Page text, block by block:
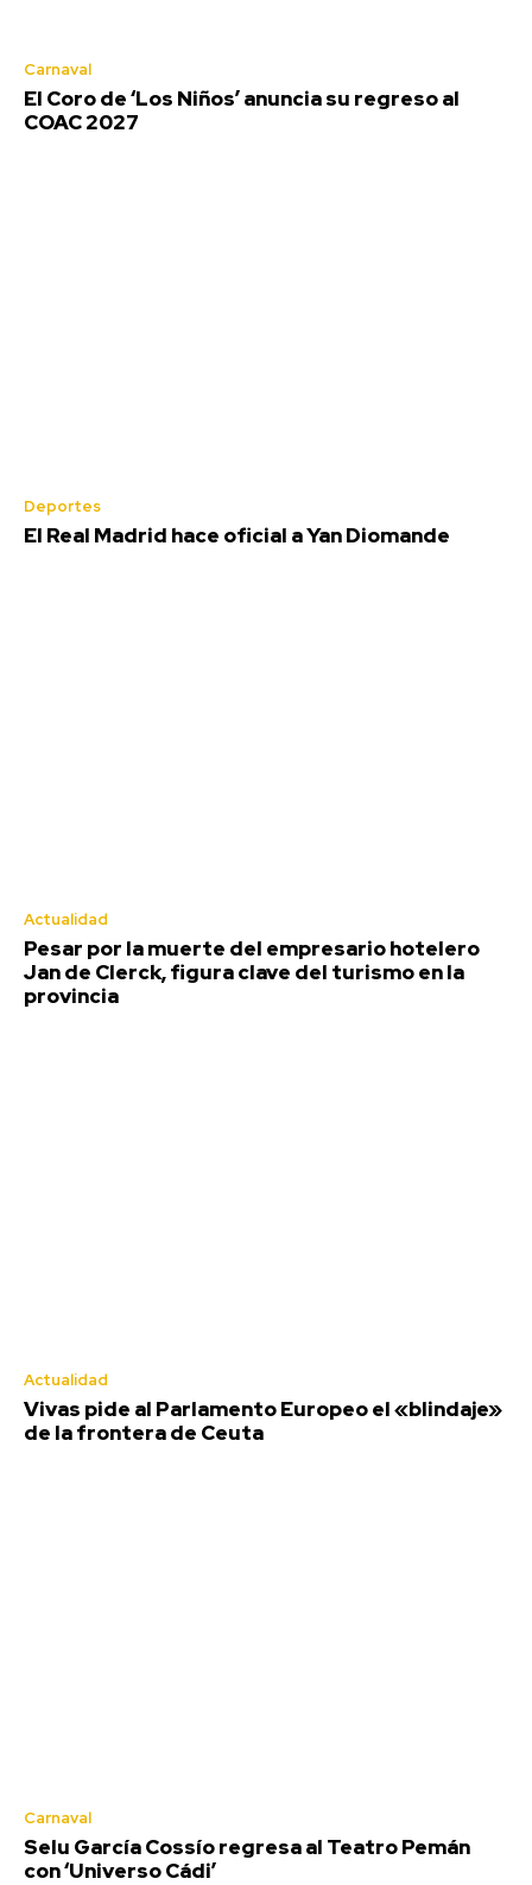
Carnaval
El Coro de ‘Los Niños’ anuncia su regreso al
COAC 2027
Deportes
El Real Madrid hace oficial a Yan Diomande
Actualidad
Pesar por la muerte del empresario hotelero
Jan de Clerck, figura clave del turismo en la
provincia
Actualidad
Vivas pide al Parlamento Europeo el «blindaje»
de la frontera de Ceuta
Carnaval
Selu García Cossío regresa al Teatro Pemán
con ‘Universo Cádi’